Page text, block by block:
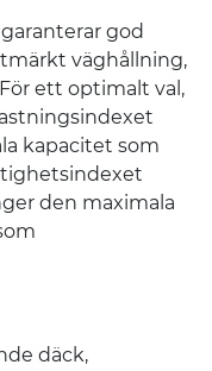
god
väghållning,
ett optimalt val,
kapacitet som
den maximala
däck,